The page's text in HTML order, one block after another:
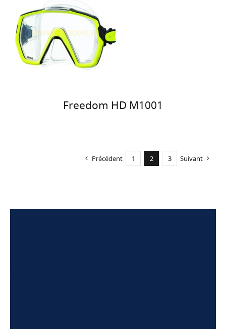
Freedom HD M1001
Précédent 1 2 3 Suivant